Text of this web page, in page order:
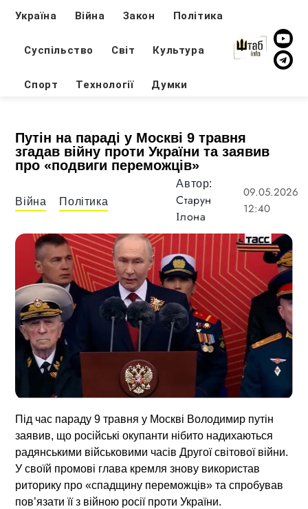
Україна Війна Закон Політика
Суспільство Світ Культура
Спорт Технології Думки
Путін на параді у Москві 9 травня
згадав війну проти України та заявив
про «подвиги переможців»
Війна Політика
Автор:
Старун
Ілона
09.05.2026
12:40
Під час параду 9 травня у Москві Володимир путін
заявив, що російські окупанти нібито надихаються
радянськими військовими часів Другої світової війни.
У своїй промові глава кремля знову використав
риторику про «спадщину переможців» та спробував
пов’язати її з війною росії проти України.